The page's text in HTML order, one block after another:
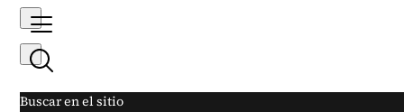
Buscar en el sitio